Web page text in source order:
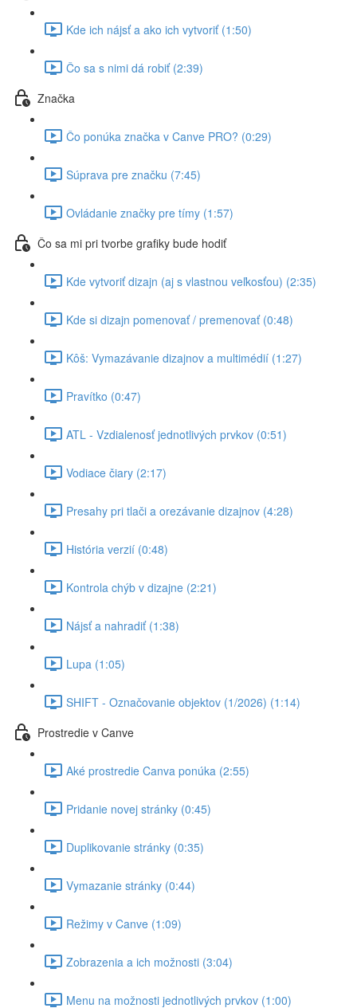
Kde ich nájsť a ako ich vytvoriť (1:50)
Čo sa s nimi dá robiť (2:39)
Značka
Čo ponúka značka v Canve PRO? (0:29)
Súprava pre značku (7:45)
Ovládanie značky pre tímy (1:57)
Čo sa mi pri tvorbe grafiky bude hodiť
Kde vytvoriť dizajn (aj s vlastnou veľkosťou) (2:35)
Kde si dizajn pomenovať / premenovať (0:48)
Kôš: Vymazávanie dizajnov a multimédií (1:27)
Pravítko (0:47)
ATL - Vzdialenosť jednotlivých prvkov (0:51)
Vodiace čiary (2:17)
Presahy pri tlači a orezávanie dizajnov (4:28)
História verzií (0:48)
Kontrola chýb v dizajne (2:21)
Nájsť a nahradiť (1:38)
Lupa (1:05)
SHIFT - Označovanie objektov (1/2026) (1:14)
Prostredie v Canve
Aké prostredie Canva ponúka (2:55)
Pridanie novej stránky (0:45)
Duplikovanie stránky (0:35)
Vymazanie stránky (0:44)
Režimy v Canve (1:09)
Zobrazenia a ich možnosti (3:04)
Menu na možnosti jednotlivých prvkov (1:00)